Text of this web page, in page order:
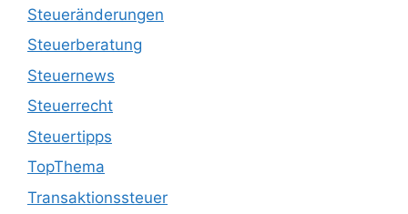
Steueränderungen
Steuerberatung
Steuernews
Steuerrecht
Steuertipps
TopThema
Transaktionssteuer